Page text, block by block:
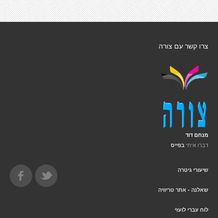
צרו קשר עם צורה
מנחם דוד
דברו איתי בפייס
שיעורי גיטרה
שאלנה - אתר טריוויה
לוח עברי לועזי